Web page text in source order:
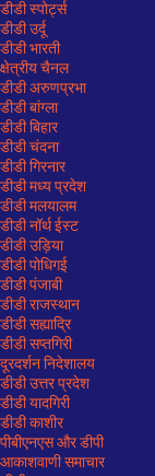
डीडी स्पोर्ट्स
डीडी उर्दू
डीडी भारती
क्षेत्रीय चैनल
डीडी अरुणप्रभा
डीडी बांग्ला
डीडी बिहार
डीडी चंदना
डीडी गिरनार
डीडी मध्य प्रदेश
डीडी मलयालम
डीडी नॉर्थ ईस्ट
डीडी उड़िया
डीडी पोधिगई
डीडी पंजाबी
डीडी राजस्थान
डीडी सह्याद्रि
डीडी सप्तगिरी
दूरदर्शन निदेशालय
डीडी उत्तर प्रदेश
डीडी यादगिरी
डीडी काशीर
पीबीएनएस और डीपी
आकाशवाणी समाचार